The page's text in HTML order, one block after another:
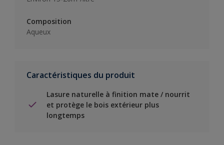
Composition
Aqueux
Caractéristiques du produit
Lasure naturelle à finition mate / nourrit
et protège le bois extérieur plus
longtemps